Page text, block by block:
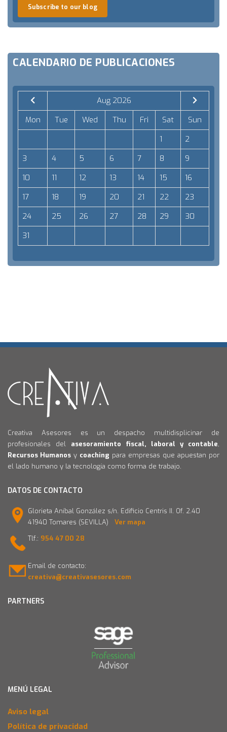
Subscribe to our blog
CALENDARIO DE PUBLICACIONES
Aug 2026
Mon
Tue Wed Thu Fri Sat
Sun
1
2
3
4 5 6 7 8
9
10
11 12 13 14 15
16
17
18 19 20 21 22
23
24
25 26 27 28 29
30
31
Creativa Asesores es un despacho multidisplicinar de
profesionales del asesoramiento fiscal, laboral y contable,
Recursos Humanos y coaching para empresas que apuestan por
el lado humano y la tecnología como forma de trabajo.
DATOS DE CONTACTO
Glorieta Aníbal González s/n. Edificio Centris II. Of. 2.40
41940 Tomares (SEVILLA) Ver mapa
Tlf.: 954 47 00 28
Email de contacto:
creativa@creativasesores.com
PARTNERS
MENÚ LEGAL
Aviso legal
Política de privacidad